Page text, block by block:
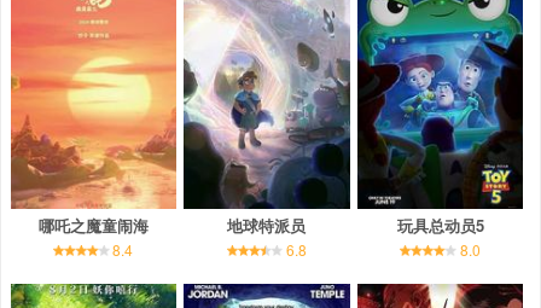
哪吒之魔童闹海
8.4
地球特派员
6.8
玩具总动员5
8.0